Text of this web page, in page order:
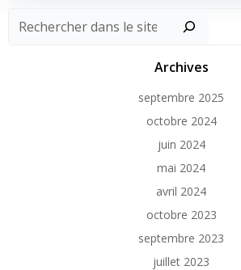
Archives
septembre 2025
octobre 2024
juin 2024
mai 2024
avril 2024
octobre 2023
septembre 2023
juillet 2023